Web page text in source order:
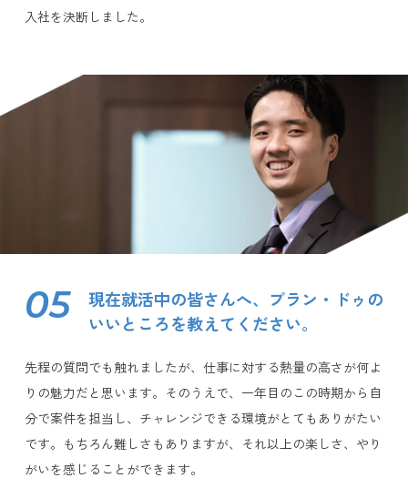
入社を決断しました。
05
現在就活中の皆さんへ、プラン・ドゥの
いいところを教えてください。
先程の質問でも触れましたが、仕事に対する熱量の高さが何よ
りの魅力だと思います。そのうえで、一年目のこの時期から自
分で案件を担当し、チャレンジできる環境がとてもありがたい
です。もちろん難しさもありますが、それ以上の楽しさ、やり
がいを感じることができます。